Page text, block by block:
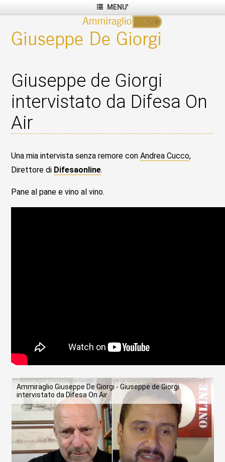
MENU'
Giuseppe de Giorgi
intervistato da Difesa On
Air
Una mia intervista senza remore conAndrea Cucco,
Direttore di Difesaonline.
Pane al pane e vino al vino.
Ammiraglio Giuseppe De Giorgi - Giuseppe de Giorgi
intervistato da Difesa On Air